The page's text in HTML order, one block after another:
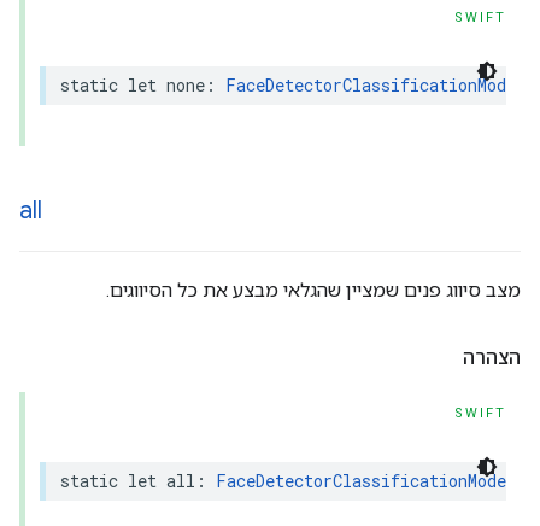
SWIFT
static let none : FaceDetectorClassificationMode
all
מצב סיווג פנים שמציין שהגלאי מבצע את כל הסיווגים.
הצהרה
SWIFT
static let all : FaceDetectorClassificationMode